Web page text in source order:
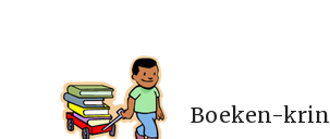
Boeken-